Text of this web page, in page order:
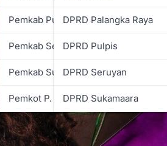
Pemkab Pulpis
Pemkab Seruyan
Pemkab Sukamara
Pemkot P. Raya
DPRD Palangka Raya
DPRD Pulpis
DPRD Seruyan
DPRD Sukamaara